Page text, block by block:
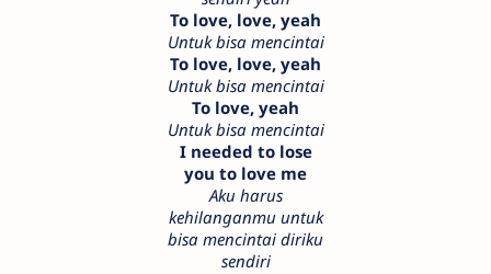
To love, love, yeah
Untuk bisa mencintai
To love, love, yeah
Untuk bisa mencintai
To love, yeah
Untuk bisa mencintai
I needed to lose
you to love me
Aku harus
kehilanganmu untuk
bisa mencintai diriku
sendiri